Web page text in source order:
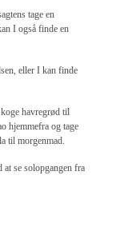
tage en
I også finde en
eller I kan finde
havregrød til
hjemmefra og tage
til morgenmad.
at se solopgangen fra